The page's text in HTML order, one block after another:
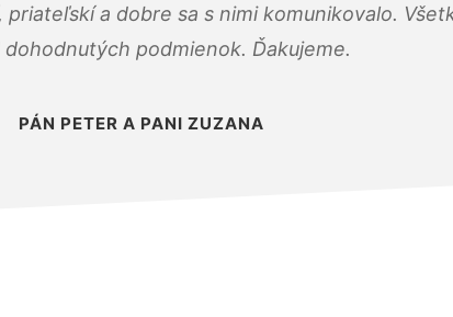
a dobre sa s nimi komunikovalo.
podmienok. Ďakujeme.
PÁN PETER A PANI ZUZANA